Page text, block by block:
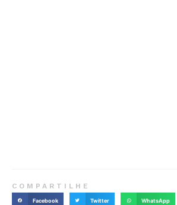
COMPARTILHE
Facebook Twitter WhatsApp